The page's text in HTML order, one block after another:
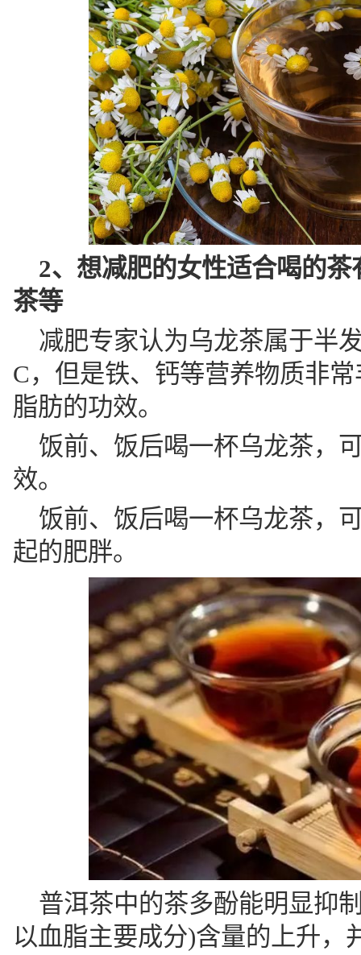
2、想减肥的女性适合喝的茶
茶等
减肥专家认为乌龙茶属于半
C，但是铁、钙等营养物质非
脂肪的功效。
饭前、饭后喝一杯乌龙茶，
效。
饭前、饭后喝一杯乌龙茶，
起的肥胖。
普洱茶中的茶多酚能明显抑
以血脂主要成分)含量的上升，